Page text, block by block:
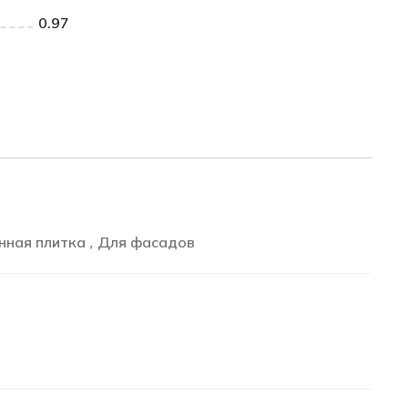
0.97
плитка , Для фасадов